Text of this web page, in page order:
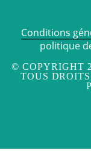
Conditions
politique
© COPYRIGHT
TOUS